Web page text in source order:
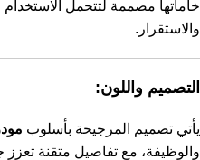
خاماتها مصممة لتتحمل
والاستقرار.
التصميم واللون:
يأتي تصميم المرجيحة بأسلوب
والوظيفة، مع تفاصيل متقنة